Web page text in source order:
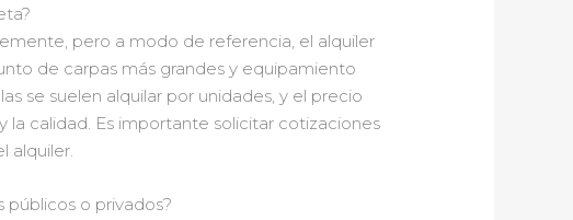
pero a modo de referencia, el alquiler
de carpas más grandes y equipamiento
se suelen alquilar por unidades, y el precio
la calidad. Es importante solicitar cotizaciones
alquiler.
públicos o privados?